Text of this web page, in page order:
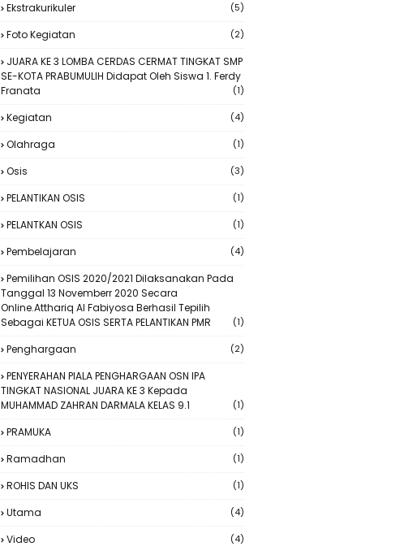
Ekstrakurikuler (5)
Foto Kegiatan (2)
JUARA KE 3 LOMBA CERDAS CERMAT TINGKAT SMP
SE-KOTA PRABUMULIH Didapat Oleh Siswa 1. Ferdy
Franata
(1)
Kegiatan (4)
Olahraga (1)
Osis (3)
PELANTIKAN OSIS (1)
PELANTKAN OSIS (1)
Pembelajaran (4)
Pemilihan OSIS 2020/2021 Dilaksanakan Pada
Tanggal 13 Novemberr 2020 Secara
Online.Atthariq Al Fabiyosa Berhasil Tepilih
Sebagai KETUA OSIS SERTA PELANTIKAN PMR
(1)
Penghargaan (2)
PENYERAHAN PIALA PENGHARGAAN OSN IPA
TINGKAT NASIONAL JUARA KE 3 Kepada
MUHAMMAD ZAHRAN DARMALA KELAS 9.1
(1)
PRAMUKA (1)
Ramadhan (1)
ROHIS DAN UKS (1)
Utama (4)
Video (4)